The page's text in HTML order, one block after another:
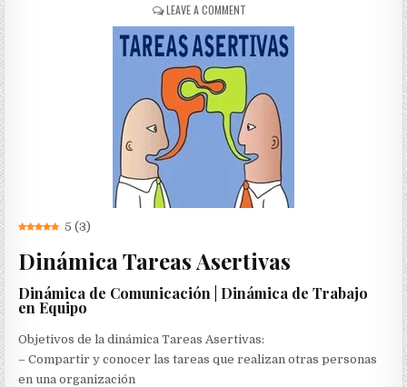
LEAVE A COMMENTON
DINÁMICA
TAREAS
ASERTIVAS
5 (3)
Dinámica Tareas Asertivas
Dinámica de Comunicación | Dinámica de Trabajo
en Equipo
Objetivos de la dinámica Tareas Asertivas:
– Compartir y conocer las tareas que realizan otras personas
en una organización